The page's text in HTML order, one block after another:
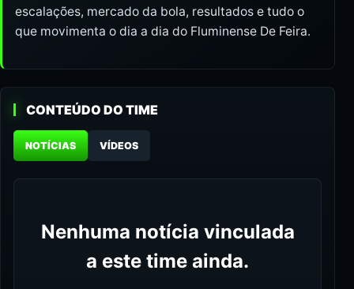
escalações, mercado da bola, resultados e tudo o
que movimenta o dia a dia do Fluminense De Feira.
CONTEÚDO DO TIME
NOTÍCIAS VÍDEOS
Nenhuma notícia vinculada
a este time ainda.